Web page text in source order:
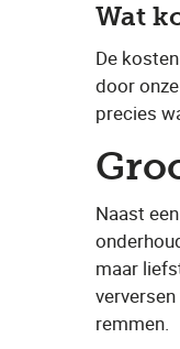
Wat
De
door
precies
Naast
maar
remmen.